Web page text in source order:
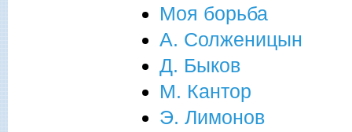
Моя борьба
А. Солженицын
Д. Быков
М. Кантор
Э. Лимонов